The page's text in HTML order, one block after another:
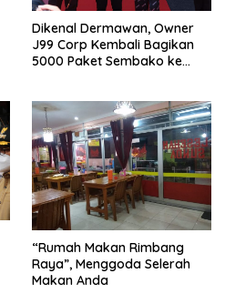
Dikenal Dermawan, Owner
J99 Corp Kembali Bagikan
5000 Paket Sembako ke
“Rumah Makan Rimbang
Raya”, Menggoda Selerah
Makan Anda